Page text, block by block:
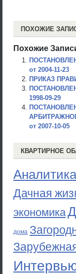
ПОХОЖИЕ
Похожие
от 2004-11-23
ПРИКАЗ
1998-09-29
от 2007-10-05
КВАРТИРНОЕ
Аналитика
Дачная
экономика
дома